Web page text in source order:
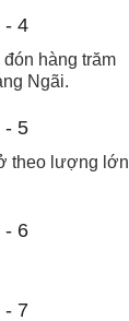
hàng trăm
Ngãi.
theo lượng lớn